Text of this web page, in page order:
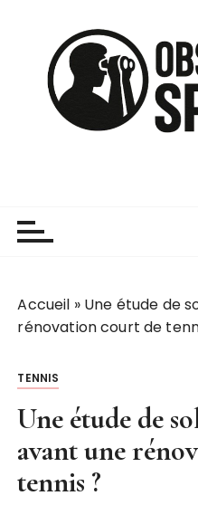
Accueil » Une étude de
rénovation court de
TENNIS
Une étude de
avant une
tennis ?